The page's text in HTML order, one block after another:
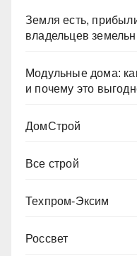
Земля есть,
владельцев
Модульные дома:
и почему это
ДомСтрой
Все строй
Техпром-Эксим
Россвет